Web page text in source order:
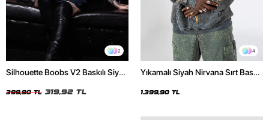
2
Silhouette Boobs V2 Baskılı Siyah
399,90 TL 319,92 TL
4
Yıkamalı Siyah Nirvana Sırt Baskılı
1.399,90 TL